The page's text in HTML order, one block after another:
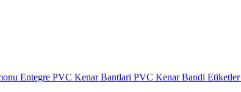
Entegre PVC Kenar Bantlari PVC Kenar Bandi Etiketler